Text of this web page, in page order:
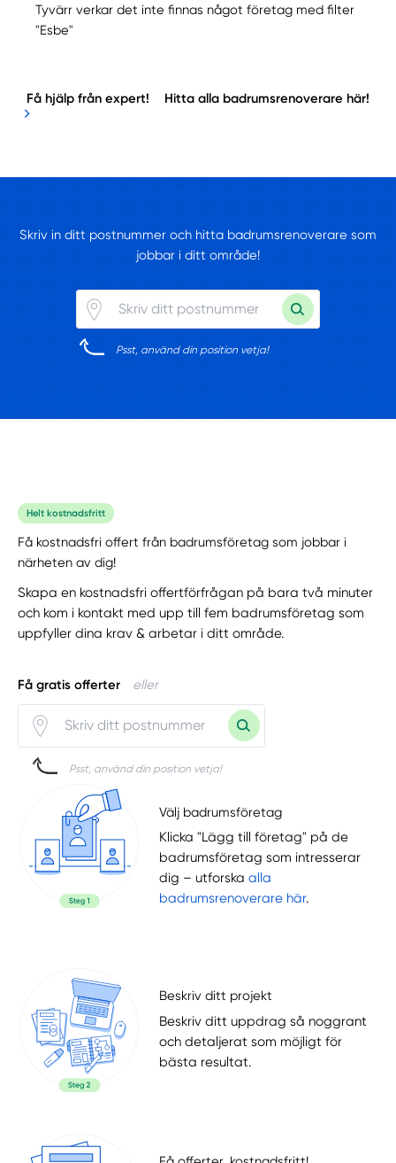
Tyvärr verkar det inte finnas något företag med filter
"Esbe"
Få hjälp från expert! Hitta alla badrumsrenoverare här!
Skriv in ditt postnummer och hitta badrumsrenoverare som
jobbar i ditt område!
Psst, använd din position vetja!
Helt kostnadsfritt
Få kostnadsfri offert från badrumsföretag som jobbar i
närheten av dig!
Skapa en kostnadsfri offertförfrågan på bara två minuter
och kom i kontakt med upp till fem badrumsföretag som
uppfyller dina krav & arbetar i ditt område.
Få gratis offerter eller
Psst, använd din position vetja!
Välj badrumsföretag
Klicka "Lägg till företag" på de
badrumsföretag som intresserar
dig – utforskaalla
badrumsrenoverare här.
Beskriv ditt projekt
Beskriv ditt uppdrag så noggrant
och detaljerat som möjligt för
bästa resultat.